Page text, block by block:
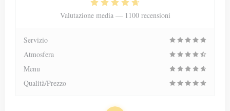
Valutazione media — 1100 recensioni
Servizio
Atmosfera
Menu
Qualità/Prezzo